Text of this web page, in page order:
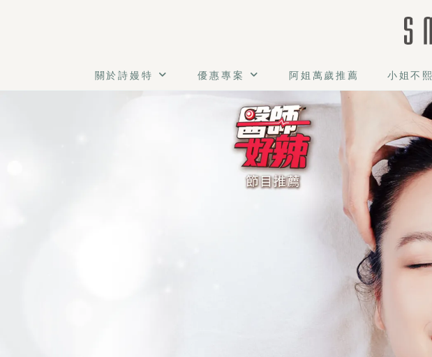
關於詩嫚特 優惠專案 阿姐萬歲推薦 小姐不
常頭痛、壓力大、躺在床上腦袋轉不停？你該給大腦一場真正的深層大掃除！本課